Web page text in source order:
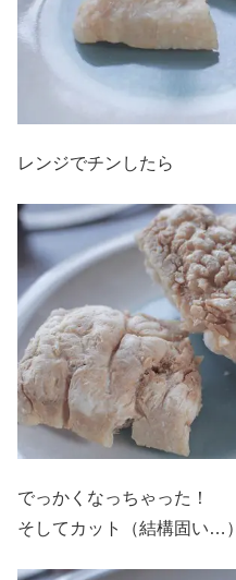
レンジでチンしたら
でっかくなっちゃった！
そしてカット（結構固い…）